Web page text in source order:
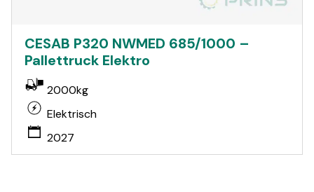
CESAB P320 NWMED 685/1000 –
Pallettruck Elektro
2000kg
Elektrisch
2027